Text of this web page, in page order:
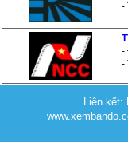
-
-
-
Liên kết: